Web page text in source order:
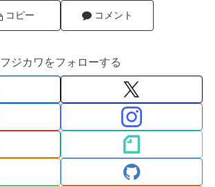
コピー コメント
フジカワをフォローする